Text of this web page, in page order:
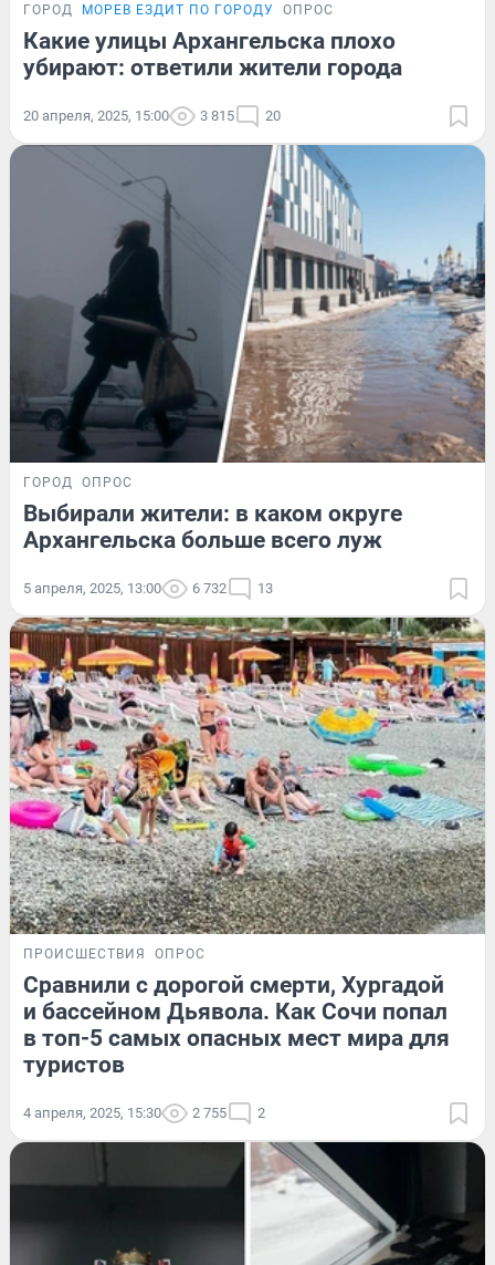
ГОРОД МОРЕВ ЕЗДИТ ПО ГОРОДУ ОПРОС
Какие улицы Архангельска плохо
убирают: ответили жители города
20 апреля, 2025, 15:00 3 815 20
ГОРОД ОПРОС
Выбирали жители: в каком округе
Архангельска больше всего луж
5 апреля, 2025, 13:00 6 732 13
ПРОИСШЕСТВИЯ ОПРОС
Сравнили с дорогой смерти, Хургадой
и бассейном Дьявола. Как Сочи попал
в топ-5 самых опасных мест мира для
туристов
4 апреля, 2025, 15:30 2 755 2